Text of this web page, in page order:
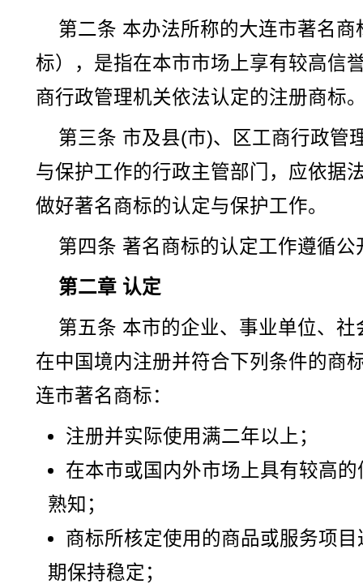
第二条 本办法所称的大连市著名
标），是指在本市市场上享有较高信
商行政管理机关依法认定的注册商标
第三条 市及县(市)、区工商行政管
与保护工作的行政主管部门，应依据
做好著名商标的认定与保护工作。
第四条 著名商标的认定工作遵循
第二章 认定
第五条 本市的企业、事业单位、
在中国境内注册并符合下列条件的商
连市著名商标：
注册并实际使用满二年以上；
在本市或国内外市场上具有较高
熟知；
商标所核定使用的商品或服务项
期保持稳定；